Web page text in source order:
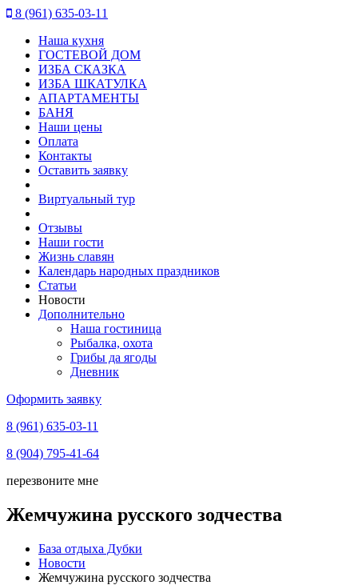
8 (961) 635-03-11
Наша кухня
ГОСТЕВОЙ ДОМ
ИЗБА СКАЗКА
ИЗБА ШКАТУЛКА
АПАРТАМЕНТЫ
БАНЯ
Наши цены
Оплата
Контакты
Оставить заявку
Виртуальный тур
Отзывы
Наши гости
Жизнь славян
Календарь народных праздников
Статьи
Новости
Дополнительно
Наша гостиница
Рыбалка, охота
Грибы да ягоды
Дневник
Оформить заявку
8 (961) 635-03-11
8 (904) 795-41-64
перезвоните мне
Жемчужина русского зодчества
База отдыха Дубки
Новости
Жемчужина русского зодчества